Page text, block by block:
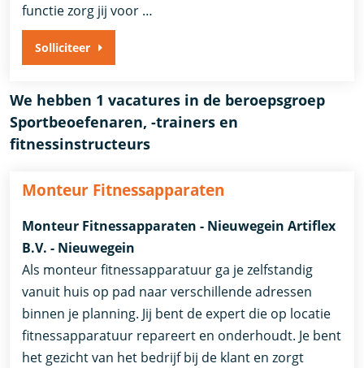
functie zorg jij voor …
Solliciteer
We hebben 1 vacatures in de beroepsgroep
Sportbeoefenaren, -trainers en
fitnessinstructeurs
Monteur Fitnessapparaten
Monteur Fitnessapparaten - Nieuwegein Artiflex
B.V. - Nieuwegein
Als monteur fitnessapparatuur ga je zelfstandig
vanuit huis op pad naar verschillende adressen
binnen je planning. Jij bent de expert die op locatie
fitnessapparatuur repareert en onderhoudt. Je bent
het gezicht van het bedrijf bij de klant en zorgt